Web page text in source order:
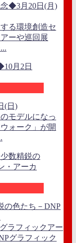
◆3月20日(月)
る環境創造セ
ーや巡回展
(日)
モデルになっ
ォーク」が開
の色たち－DNP
ラフィックアー
グラフィック